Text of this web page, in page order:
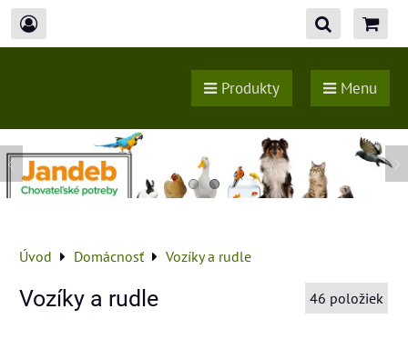
Produkty Menu
Úvod Domácnosť Vozíky a rudle
Vozíky a rudle 46 položiek